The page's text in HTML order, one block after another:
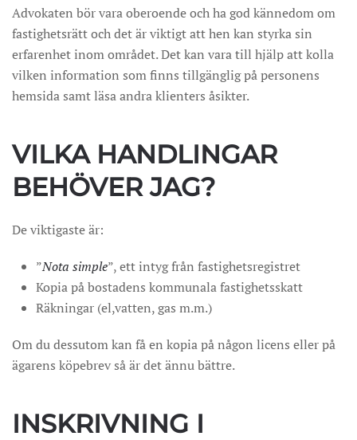
Advokaten bör vara oberoende och ha god kännedom om
fastighetsrätt och det är viktigt att hen kan styrka sin
erfarenhet inom området. Det kan vara till hjälp att kolla
vilken information som finns tillgänglig på personens
hemsida samt läsa andra klienters åsikter.
VILKA HANDLINGAR
BEHÖVER JAG?
De viktigaste är:
”Nota simple”, ett intyg från fastighetsregistret
Kopia på bostadens kommunala fastighetsskatt
Räkningar (el,vatten, gas m.m.)
Om du dessutom kan få en kopia på någon licens eller på
ägarens köpebrev så är det ännu bättre.
INSKRIVNING I